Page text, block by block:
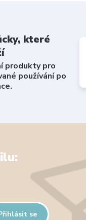
které
produkty pro
používání po
se